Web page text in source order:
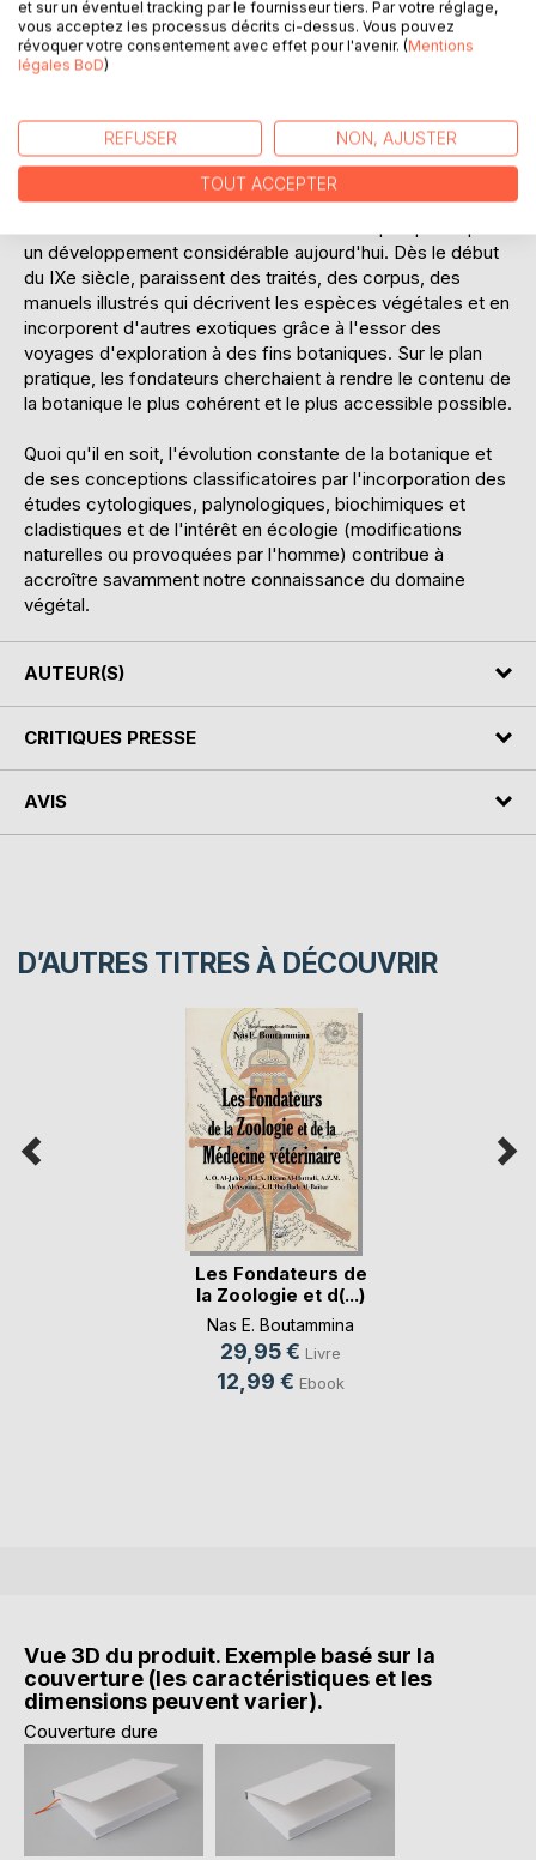
catalogues, énumérations commentées traitant des taxons
connus sur une zone géographique ont été établis par des
concepteurs géniaux tels que A.H. Dinawari, A. Ibn Al-
et constituent le fondement de la botanique actuelle. En
effet, le rôle et l'activité scientifiques des auteurs de cette
science sont à l'origine d'ouvrages qui firent autorité durant
des siècles. La botanique s'est enrichie depuis et a donné
un développement considérable aujourd'hui. Dès le début
du IXe siècle, paraissent des traités, des corpus, des
manuels illustrés qui décrivent les espèces végétales et en
incorporent d'autres exotiques grâce à l'essor des
voyages d'exploration à des fins botaniques. Sur le plan
pratique, les fondateurs cherchaient à rendre le contenu de
la botanique le plus cohérent et le plus accessible possible.
Quoi qu'il en soit, l'évolution constante de la botanique et
de ses conceptions classificatoires par l'incorporation des
études cytologiques, palynologiques, biochimiques et
cladistiques et de l'intérêt en écologie (modifications
naturelles ou provoquées par l'homme) contribue à
accroître savamment notre connaissance du domaine
végétal.
AUTEUR(S)
CRITIQUES PRESSE
AVIS
D’AUTRES TITRES À DÉCOUVRIR
Les Fondateurs de
la Zoologie et d(...)
Nas E. Boutammina
29,95 € Livre
12,99 € Ebook
Vue 3D du produit. Exemple basé sur la
couverture (les caractéristiques et les
dimensions peuvent varier).
Couverture dure
et sur un éventuel tracking par le fournisseur tiers. Par votre réglage,
vous acceptez les processus décrits ci-dessus. Vous pouvez
révoquer votre consentement avec effet pour l'avenir. (Mentions
légales BoD)
REFUSER NON, AJUSTER
TOUT ACCEPTER